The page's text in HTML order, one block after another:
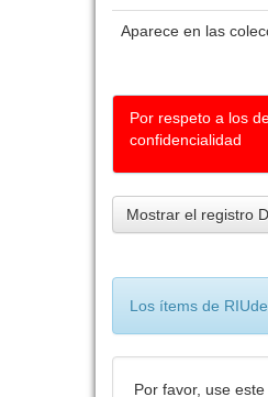
Aparece en las
Por respeto a los
confidencialidad
Mostrar el registro
Los ítems de
Por favor, use